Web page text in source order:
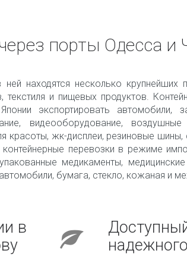
порты Одесса и
находятся несколько крупнейших
текстиля и пищевых продуктов.
экспортировать автомобили,
видеооборудование,
жк-дисплеи, резиновые шины,
перевозки в режиме
медикаменты,
бумага, стекло, кожаная и
в